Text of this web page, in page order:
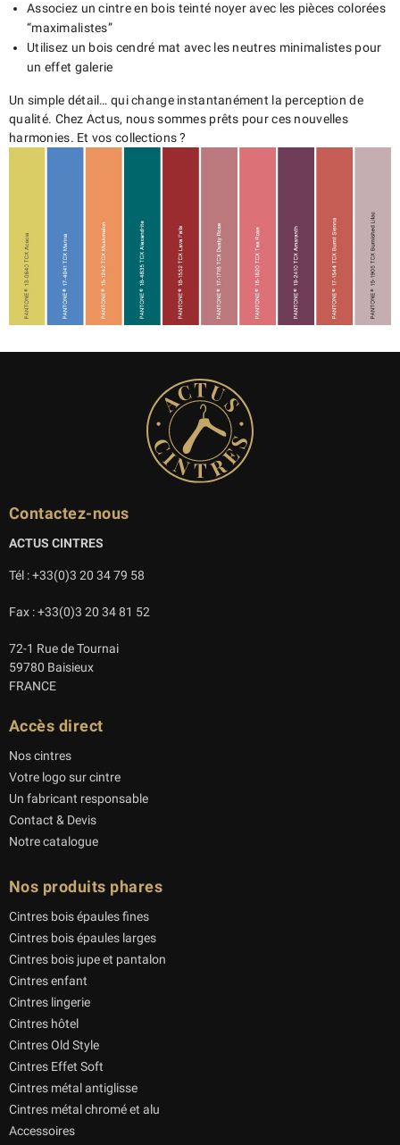
Associez un cintre en bois teinté noyer avec les pièces colorées
“maximalistes”
Utilisez un bois cendré mat avec les neutres minimalistes pour
un effet galerie
Un simple détail… qui change instantanément la perception de
qualité. Chez Actus, nous sommes prêts pour ces nouvelles
harmonies. Et vos collections ?
Contactez-nous
ACTUS CINTRES
Tél : +33(0)3 20 34 79 58
Fax : +33(0)3 20 34 81 52
72-1 Rue de Tournai
59780 Baisieux
FRANCE
Accès direct
Nos cintres
Votre logo sur cintre
Un fabricant responsable
Contact & Devis
Notre catalogue
Nos produits phares
Cintres bois épaules fines
Cintres bois épaules larges
Cintres bois jupe et pantalon
Cintres enfant
Cintres lingerie
Cintres hôtel
Cintres Old Style
Cintres Effet Soft
Cintres métal antiglisse
Cintres métal chromé et alu
Accessoires